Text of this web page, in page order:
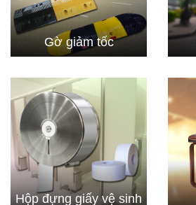
Gờ giảm tốc
Hộp đựng giấy vệ sinh